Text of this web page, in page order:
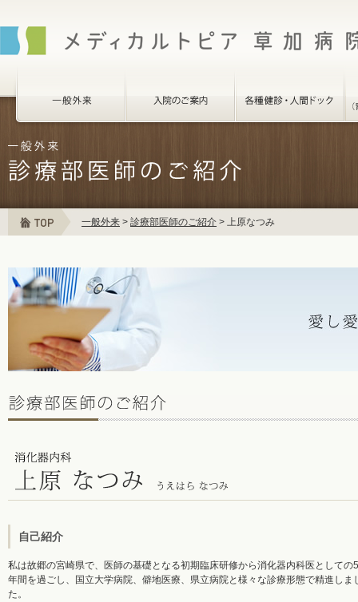
一般外来 > 診療部医師のご紹介 > 上原なつみ
自己紹介
私は故郷の宮崎県で、医師の基礎となる初期臨床研修から消化器内科医としての5
年間を過ごし、国立大学病院、僻地医療、県立病院と様々な診療形態で精進しま
た。